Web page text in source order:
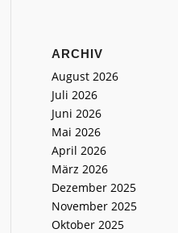
ARCHIV
August 2026
Juli 2026
Juni 2026
Mai 2026
April 2026
März 2026
Dezember 2025
November 2025
Oktober 2025